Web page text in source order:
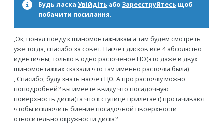
Будь ласка Увійдіть або Зареєструйтесь щоб
побачити посилання.
,Ок, понял поеду к шиномонтажникам а там будем смотреть
уже тогда, спасибо за совет. Насчет дисков все 4 абсолютно
идентичны, только в одно расточеное ЦО(это даже в двух
шиномонтажках сказали что там именно расточка была)
, Спасибо, буду знать насчет ЦО. А про расточку можно
поподробней? вы имеете ввиду что посадочную
поверхность диска(та что к ступице прилегает) протачивают
чтобы исключить биение посадочной пвоерхности
относительно окружности диска?